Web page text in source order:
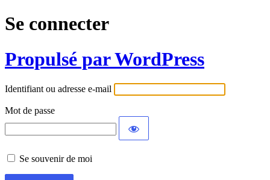
Se connecter
Propulsé par WordPress
Identifiant ou adresse e-mail
Mot de passe
Se souvenir de moi